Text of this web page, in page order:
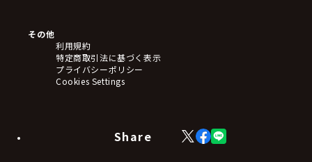
ステッカー・シール・カード
タペストリー・ポスター
アームサポーター
ブレードホルダー
食品・飲料品
その他
利用規約
特定商取引法に基づく表示
プライバシーポリシー
Cookies Settings
Share
X
(Twitter)
Facebook
LINE